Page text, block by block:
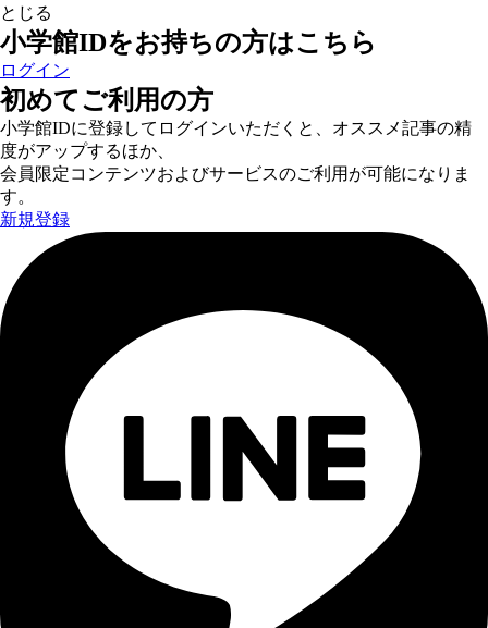
とじる
小学館IDをお持ちの方はこちら
ログイン
初めてご利用の方
小学館IDに登録してログインいただくと、オススメ記事の精
度がアップするほか、
会員限定コンテンツおよびサービスのご利用が可能になりま
す。
新規登録